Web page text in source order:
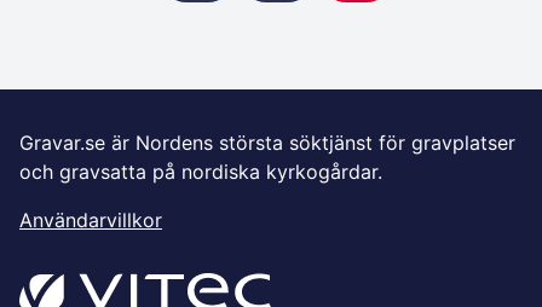
Gravar.se är Nordens största söktjänst för gravplatser
och gravsatta på nordiska kyrkogårdar.
Användarvillkor